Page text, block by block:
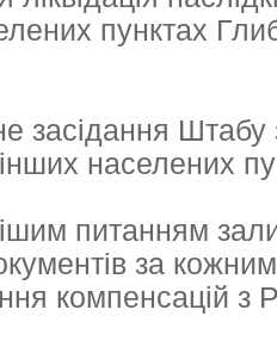
Штабу з
населених
питанням
за
компенсацій